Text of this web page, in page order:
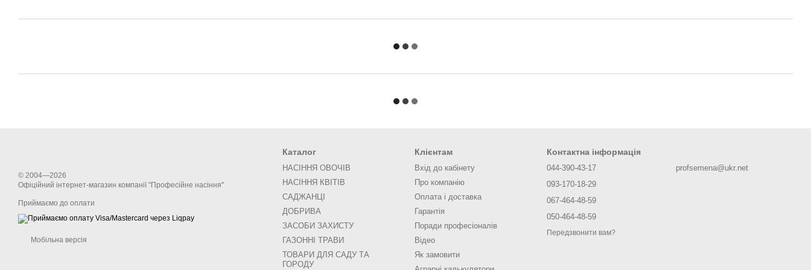
© 2004—2026
Офіційний інтернет-магазин компанії "Професійне насіння"
Приймаємо до оплати
Мобільна версія
Каталог
НАСІННЯ ОВОЧІВ
НАСІННЯ КВІТІВ
САДЖАНЦІ
ДОБРИВА
ЗАСОБИ ЗАХИСТУ
ГАЗОННІ ТРАВИ
ТОВАРИ ДЛЯ САДУ ТА
ГОРОДУ
Клієнтам
Вхід до кабінету
Про компанію
Оплата і доставка
Гарантія
Поради професіоналів
Відео
Як замовити
Контактна інформація
044-390-43-17
093-170-18-29
067-464-48-59
050-464-48-59
Передзвонити вам?
profsemena@ukr.net